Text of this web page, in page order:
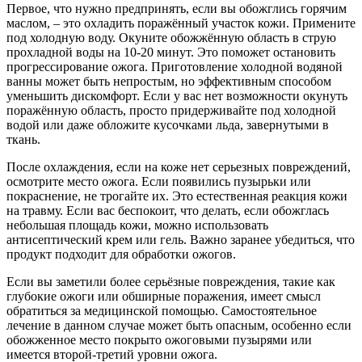
Первое, что нужно предпринять, если вы обожглись горячим
маслом, – это охладить поражённый участок кожи. Примените
под холодную воду. Окуните обожжённую область в струю
прохладной воды на 10-20 минут. Это поможет остановить
прогрессирование ожога. Приготовление холодной водяной
ванны может быть непростым, но эффективным способом
уменьшить дискомфорт. Если у вас нет возможности окунуть
поражённую область, просто придерживайте под холодной
водой или даже обложите кусочками льда, завернутыми в
ткань.
После охлаждения, если на коже нет серьезных повреждений,
осмотрите место ожога. Если появились пузырьки или
покраснение, не трогайте их. Это естественная реакция кожи
на травму. Если вас беспокоит, что делать, если обожглась
небольшая площадь кожи, можно использовать
антисептический крем или гель. Важно заранее убедиться, что
продукт подходит для обработки ожогов.
Если вы заметили более серьёзные повреждения, такие как
глубокие ожоги или обширные поражения, имеет смысл
обратиться за медицинской помощью. Самостоятельное
лечение в данном случае может быть опасным, особенно если
обожженное место покрыто ожоговыми пузырями или
имеется второй-третий уровни ожога.